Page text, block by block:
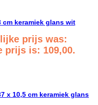
cm keramiek glans wit
prijs was:
prijs is: 109,00.
x 10,5 cm keramiek glans